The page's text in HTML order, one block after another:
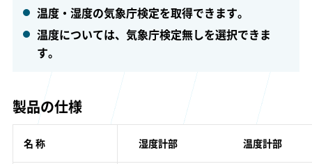
温度・湿度の気象庁検定を取得できます。
温度については、気象庁検定無しを選択できま
す。
製品の仕様
名 称 湿度計部 温度計部